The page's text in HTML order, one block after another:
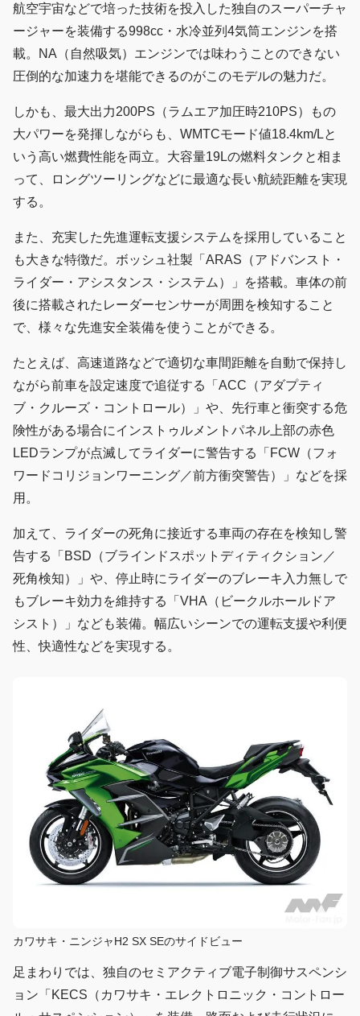
航空宇宙などで培った技術を投入した独自のスーパーチャ
ージャーを装備する998cc・水冷並列4気筒エンジンを搭
載。NA（自然吸気）エンジンでは味わうことのできない
圧倒的な加速力を堪能できるのがこのモデルの魅力だ。
しかも、最大出力200PS（ラムエア加圧時210PS）もの
大パワーを発揮しながらも、WMTCモード値18.4km/Lと
いう高い燃費性能を両立。大容量19Lの燃料タンクと相ま
って、ロングツーリングなどに最適な長い航続距離を実現
する。
また、充実した先進運転支援システムを採用していること
も大きな特徴だ。ボッシュ社製「ARAS（アドバンスト・
ライダー・アシスタンス・システム）」を搭載。車体の前
後に搭載されたレーダーセンサーが周囲を検知すること
で、様々な先進安全装備を使うことができる。
たとえば、高速道路などで適切な車間距離を自動で保持し
ながら前車を設定速度で追従する「ACC（アダプティ
ブ・クルーズ・コントロール）」や、先行車と衝突する危
険性がある場合にインストゥルメントパネル上部の赤色
LEDランプが点滅してライダーに警告する「FCW（フォ
ワードコリジョンワーニング／前方衝突警告）」などを採
用。
加えて、ライダーの死角に接近する車両の存在を検知し警
告する「BSD（ブラインドスポットディティクション／
死角検知）」や、停止時にライダーのブレーキ入力無しで
もブレーキ効力を維持する「VHA（ビークルホールドア
シスト）」なども装備。幅広いシーンでの運転支援や利便
性、快適性などを実現する。
カワサキ・ニンジャH2 SX SEのサイドビュー
足まわりでは、独自のセミアクティブ電子制御サスペンシ
ョン「KECS（カワサキ・エレクトロニック・コントロー